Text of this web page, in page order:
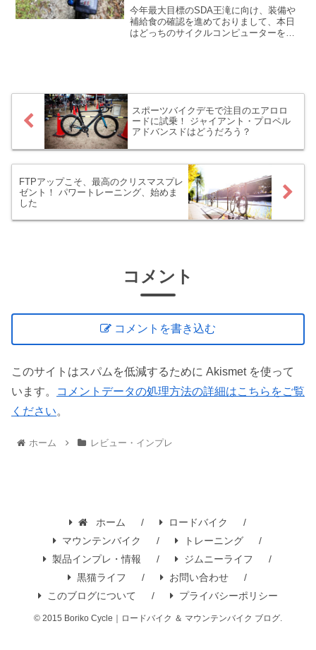
ELEMNT ROAMはどっちが使い
やすかった？
今年最大目標のSDA王滝に向け、装備や
補給食の確認を進めておりまして、本日
はどっちのサイクルコンピューターを本
スポーツバイクデモで注目のエアロロ
ードに試乗！ ジャイアント・プロペル
アドバンスドはどうだろう？
FTPアップこそ、最高のクリスマスプレ
ゼント！ パワートレーニング、始めま
した
コメント
コメントを書き込む
このサイトはスパムを低減するために Akismet を使って
います。
コメントデータの処理方法の詳細はこちらをご覧
ください。
ホーム レビュー・インプレ
ホーム
ロードバイク
マウンテンバイク
トレーニング
製品インプレ・情報
ジムニーライフ
黒猫ライフ
お問い合わせ
このブログについて
プライバシーポリシー
© 2015 Boriko Cycle｜ロードバイク ＆ マウンテンバイク ブログ.